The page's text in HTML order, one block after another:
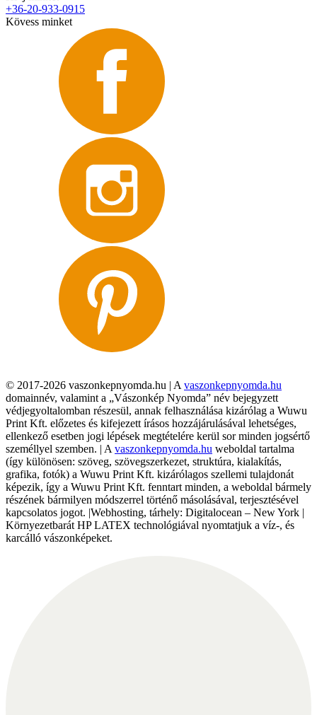
+36-20-933-0915
Kövess minket
© 2017-2026 vaszonkepnyomda.hu | A vaszonkepnyomda.hu
domainnév, valamint a „Vászonkép Nyomda” név bejegyzett
védjegyoltalomban részesül, annak felhasználása kizárólag a Wuwu
Print Kft. előzetes és kifejezett írásos hozzájárulásával lehetséges,
ellenkező esetben jogi lépések megtételére kerül sor minden jogsértő
személlyel szemben. | A vaszonkepnyomda.hu weboldal tartalma
(így különösen: szöveg, szövegszerkezet, struktúra, kialakítás,
grafika, fotók) a Wuwu Print Kft. kizárólagos szellemi tulajdonát
képezik, így a Wuwu Print Kft. fenntart minden, a weboldal bármely
részének bármilyen módszerrel történő másolásával, terjesztésével
kapcsolatos jogot. |Webhosting, tárhely: Digitalocean – New York |
Környezetbarát HP LATEX technológiával nyomtatjuk a víz-, és
karcálló vászonképeket.